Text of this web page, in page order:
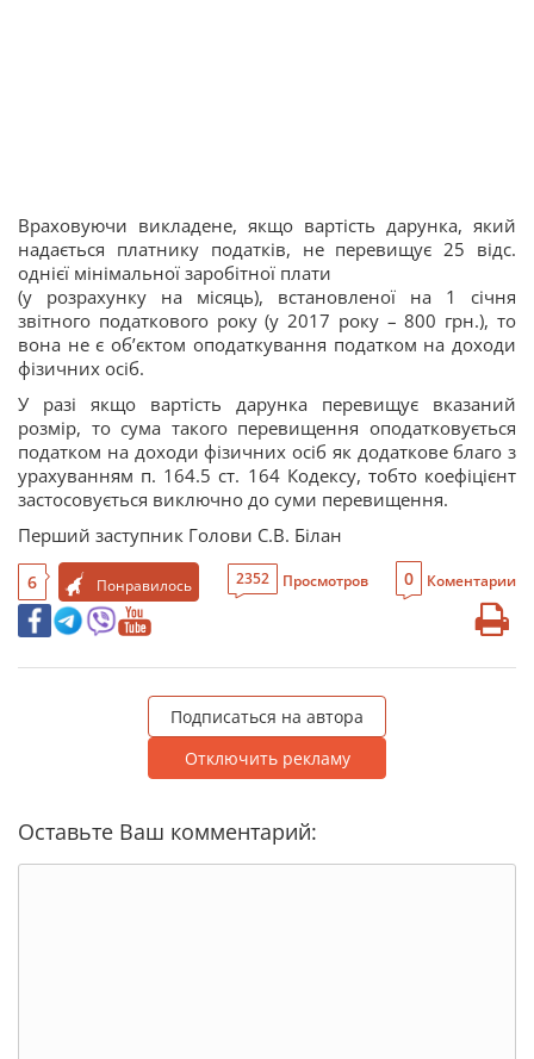
Враховуючи викладене, якщо вартість дарунка, який
надається платнику податків, не перевищує 25 відс.
однієї мінімальної заробітної плати
(у розрахунку на місяць), встановленої на 1 січня
звітного податкового року (у 2017 року – 800 грн.), то
вона не є об’єктом оподаткування податком на доходи
фізичних осіб.
У разі якщо вартість дарунка перевищує вказаний
розмір, то сума такого перевищення оподатковується
податком на доходи фізичних осіб як додаткове благо з
урахуванням п. 164.5 ст. 164 Кодексу, тобто коефіцієнт
застосовується виключно до суми перевищення.
Перший заступник Голови С.В. Білан
6 Понравилось 2352 Просмотров 0 Коментарии
Подписаться на автора
Отключить рекламу
Оставьте Ваш комментарий: